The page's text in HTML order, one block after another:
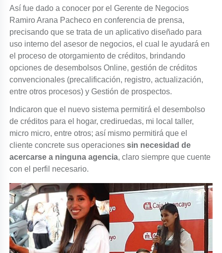
Así fue dado a conocer por el Gerente de Negocios
Ramiro Arana Pacheco en conferencia de prensa,
precisando que se trata de un aplicativo diseñado para
uso interno del asesor de negocios, el cual le ayudará en
el proceso de otorgamiento de créditos, brindando
opciones de desembolsos Online, gestión de créditos
convencionales (precalificación, registro, actualización,
entre otros procesos) y Gestión de prospectos.
Indicaron que el nuevo sistema permitirá el desembolso
de créditos para el hogar, crediruedas, mi local taller,
micro micro, entre otros; así mismo permitirá que el
cliente concrete sus operacionessin necesidad de
acercarse a ninguna agencia, claro siempre que cuente
con el perfil necesario.